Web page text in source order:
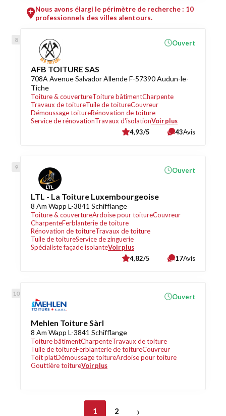
Nous avons élargi le périmètre de recherche : 10
professionnels des villes alentours.
AFB TOITURE SAS
708A Avenue Salvador Allende F-57390 Audun-le-
Tiche
Toiture & couvertureToiture bâtimentCharpente
Travaux de toitureTuile de toitureCouvreur
Démoussage toitureRénovation de toiture
Service de rénovationTravaux d'isolationVoir plus
Ouvert
4,93/5 43Avis
LTL - La Toiture Luxembourgeoise
8 Am Wapp L-3841 Schifflange
Toiture & couvertureArdoise pour toitureCouvreur
CharpenteFerblanterie de toiture
Rénovation de toitureTravaux de toiture
Tuile de toitureService de zinguerie
Spécialiste façade isolanteVoir plus
Ouvert
4,82/5 17Avis
Mehlen Toiture Sàrl
8 Am Wapp L-3841 Schifflange
Toiture bâtimentCharpenteTravaux de toiture
Tuile de toitureFerblanterie de toitureCouvreur
Toit platDémoussage toitureArdoise pour toiture
Gouttière toitureVoir plus
Ouvert
1 2 ›